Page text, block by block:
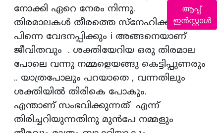
നോക്കി ഏറെ നേരം നിന്നു.
തിരമാലകൾ തീരത്തെ സ്നേഹിക്കും,
പിന്നെ വേദനപ്പിക്കും i അങ്ങനെയാണ്
ജീവിതവും . ശക്തിയേറിയ ഒരു തിരമാല
പോലെ വന്നു നമ്മളെയങ്ങു കെട്ടിപ്പുണരും
.. യാത്രപോലും പറയാതെ , വന്നതിലും
ശക്തിയിൽ തിരികെ പോകും.
എന്താണ് സംഭവിക്കുന്നത് എന്ന്
തിരിച്ചറിയുന്നതിനു മുൻപേ നമ്മളും
ആപ്പ്
ഇൻസ്റ്റാൾ